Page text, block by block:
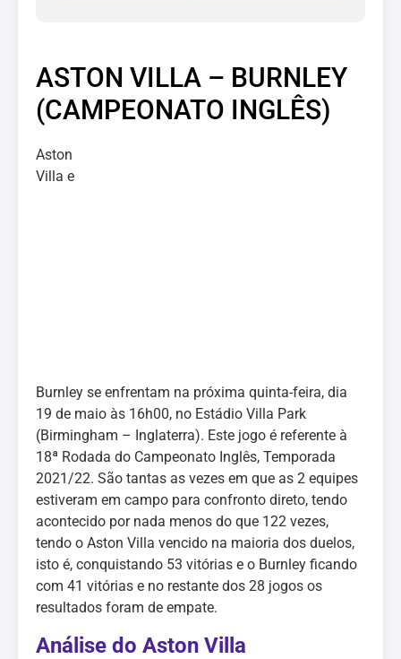
ASTON VILLA – BURNLEY
(CAMPEONATO INGLÊS)
Aston
Villa e
Burnley se enfrentam na próxima quinta-feira, dia
19 de maio às 16h00, no Estádio Villa Park
(Birmingham – Inglaterra). Este jogo é referente à
18ª Rodada do Campeonato Inglês, Temporada
2021/22. São tantas as vezes em que as 2 equipes
estiveram em campo para confronto direto, tendo
acontecido por nada menos do que 122 vezes,
tendo o Aston Villa vencido na maioria dos duelos,
isto é, conquistando 53 vitórias e o Burnley ficando
com 41 vitórias e no restante dos 28 jogos os
resultados foram de empate.
Análise do Aston Villa